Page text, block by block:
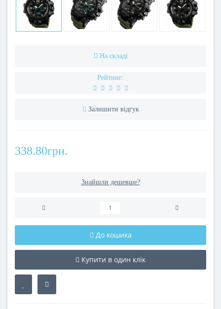
На складі
Рейтинг:
Залишити відгук
338.80грн.
Знайшли дешевше?
До кошика
Купити в один клік